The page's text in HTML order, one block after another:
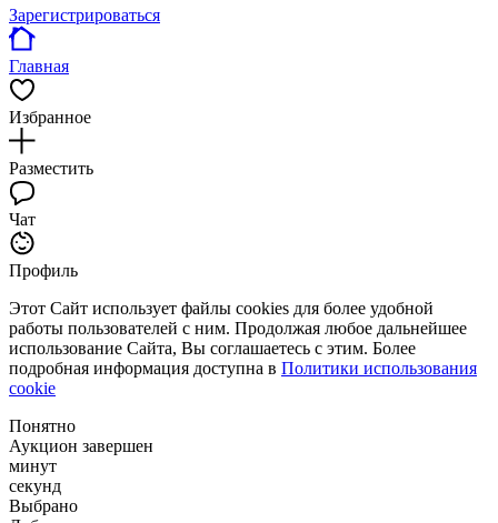
Зарегистрироваться
Главная
Избранное
Разместить
Чат
Профиль
Этот Сайт использует файлы cookies для более удобной
работы пользователей с ним. Продолжая любое дальнейшее
использование Сайта, Вы соглашаетесь с этим. Более
подробная информация доступна в Политики использования
cookie
Понятно
Аукцион завершен
минут
секунд
Выбрано